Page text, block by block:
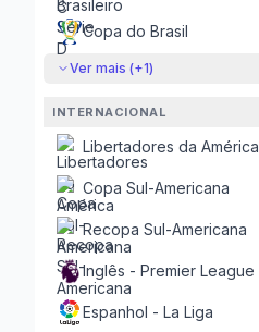
Copa do Brasil
Ver mais (+1)
INTERNACIONAL
Libertadores da América
Copa Sul-Americana
Recopa Sul-Americana
Inglês - Premier League
Espanhol - La Liga